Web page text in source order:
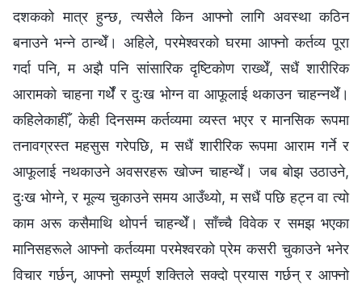
दशकको मात्र हुन्छ, त्यसैले किन आफ्‍नो लागि अवस्था कठिन
बनाउने भन्ने ठान्थेँ। अहिले, परमेश्‍वरको घरमा आफ्नो कर्तव्य पूरा
गर्दा पनि, म अझै पनि सांसारिक दृष्टिकोण राख्थेँ, सधैं शारीरिक
आरामको चाहना गर्थेँ र दुःख भोग्न वा आफूलाई थकाउन चाहन्नथेँ।
कहिलेकाहीँ, केही दिनसम्म कर्तव्यमा व्यस्त भएर र मानसिक रूपमा
तनावग्रस्त महसुस गरेपछि, म सधैं शारीरिक रूपमा आराम गर्ने र
आफूलाई नथकाउने अवसरहरू खोज्न चाहन्थेँ। जब बोझ उठाउने,
दुःख भोग्ने, र मूल्य चुकाउने समय आउँथ्यो, म सधैं पछि हट्न वा त्यो
काम अरू कसैमाथि थोपर्न चाहन्थेँ। साँच्चै विवेक र समझ भएका
मानिसहरूले आफ्नो कर्तव्यमा परमेश्‍वरको प्रेम कसरी चुकाउने भनेर
विचार गर्छन्, आफ्नो सम्पूर्ण शक्तिले सक्दो प्रयास गर्छन् र आफ्नो